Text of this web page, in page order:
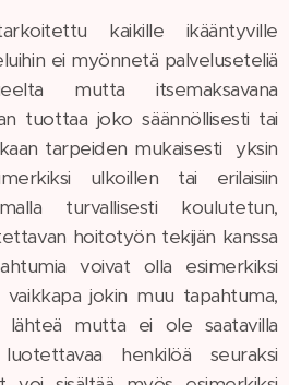
kaikille ikääntyville
ei myönnetä palveluseteliä
mutta itsemaksavana
tuottaa joko säännöllisesti tai
tarpeiden mukaisesti yksin
ulkoillen tai erilaisiin
turvallisesti koulutetun,
hoitotyön tekijän kanssa
voivat olla esimerkiksi
jokin muu tapahtuma,
lähteä mutta ei ole saatavilla
henkilöä seuraksi